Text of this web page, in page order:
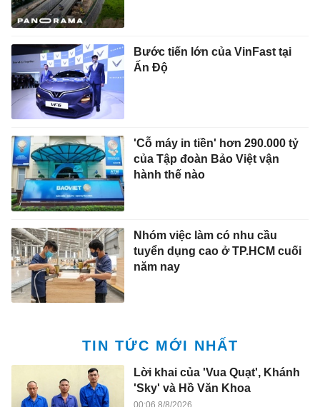
Bước tiến lớn của VinFast tại
Ấn Độ
'Cỗ máy in tiền' hơn 290.000 tỷ
của Tập đoàn Bảo Việt vận
hành thế nào
Nhóm việc làm có nhu cầu
tuyển dụng cao ở TP.HCM cuối
năm nay
TIN TỨC MỚI NHẤT
Lời khai của 'Vua Quạt', Khánh
'Sky' và Hồ Văn Khoa
00:06 8/8/2026